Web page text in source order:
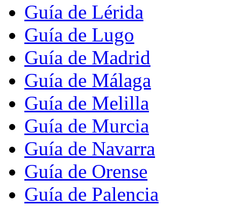
Guía de Lérida
Guía de Lugo
Guía de Madrid
Guía de Málaga
Guía de Melilla
Guía de Murcia
Guía de Navarra
Guía de Orense
Guía de Palencia